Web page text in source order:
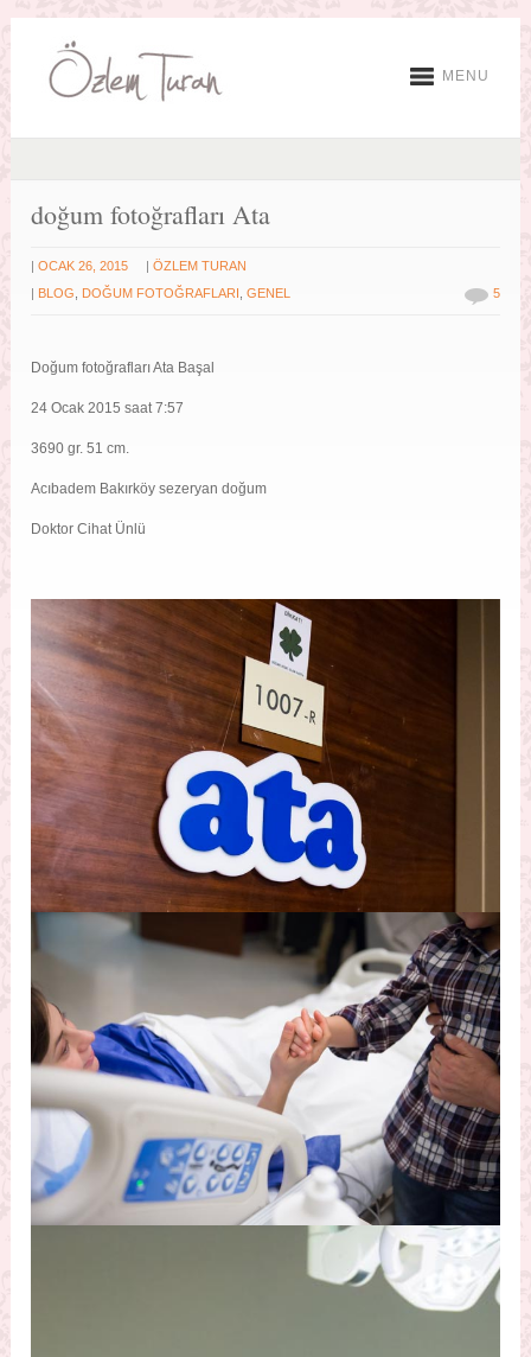
MENU
doğum fotoğrafları Ata
| OCAK 26, 2015 |ÖZLEM TURAN
| BLOG DOĞUM FOTOĞRAFLARI ,GENEL 5
Doğum fotoğrafları Ata Başal
24 Ocak 2015 saat 7:57
3690 gr. 51 cm.
Acıbadem Bakırköy sezeryan doğum
Doktor Cihat Ünlü